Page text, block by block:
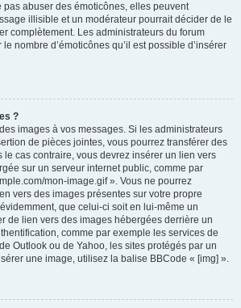
pas abuser des émoticônes, elles peuvent
illisible et un modérateur pourrait décider de le
complètement. Les administrateurs du forum
nombre d’émoticônes qu’il est possible d’insérer
?
images à vos messages. Si les administrateurs
de pièces jointes, vous pourrez transférer des
le cas contraire, vous devrez insérer un lien vers
sur un serveur internet public, comme par
mon-image.gif ». Vous ne pourrez
vers des images présentes sur votre propre
que celui-ci soit en lui-même un
de lien vers des images hébergées derrière un
comme par exemple les services de
Outlook ou de Yahoo, les sites protégés par un
une image, utilisez la balise BBCode « [img] ».